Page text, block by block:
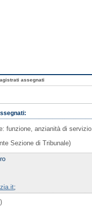
assegnati
funzione, anzianità di servizio
Sezione di Tribunale)
;